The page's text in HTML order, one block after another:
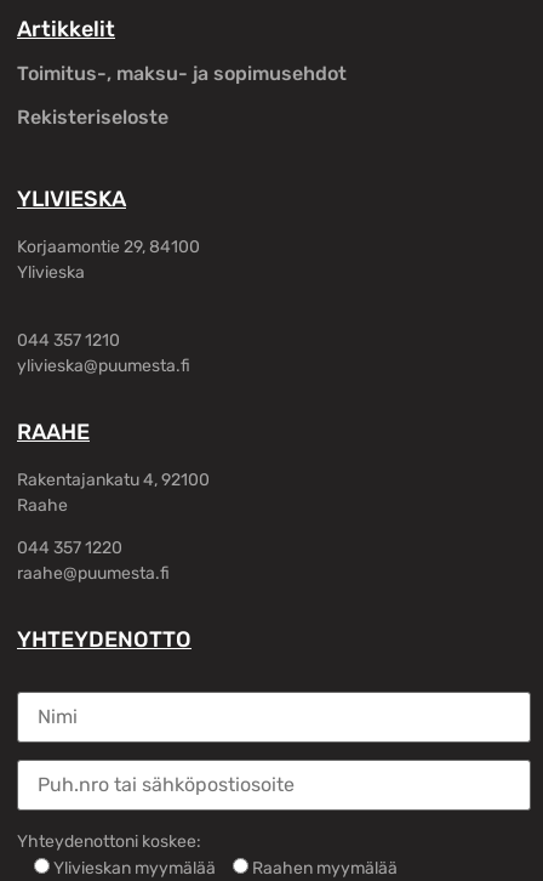
Artikkelit
Toimitus-, maksu- ja sopimusehdot
Rekisteriseloste
YLIVIESKA
Korjaamontie 29, 84100
Ylivieska
044 357 1210
ylivieska@puumesta.fi
RAAHE
Rakentajankatu 4, 92100
Raahe
044 357 1220
raahe@puumesta.fi
YHTEYDENOTTO
Yhteydenottoni koskee:
Ylivieskan myymälää
Raahen myymälää